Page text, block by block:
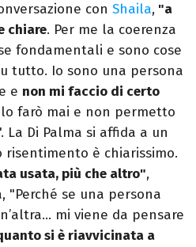
con Shaila, "a
chiare. Per me la coerenza
fondamentali e sono cose
tutto. Io sono una persona
e non mi faccio di certo
farò mai e non permetto
La Di Palma si affida a un
risentimento è chiarissimo.
usata, più che altro",
"Perché se una persona
mi viene da pensare
si è riavvicinata a